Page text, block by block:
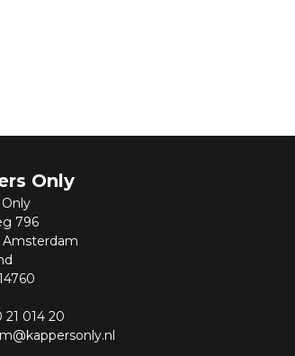
Only
796
Amsterdam
21 014 20